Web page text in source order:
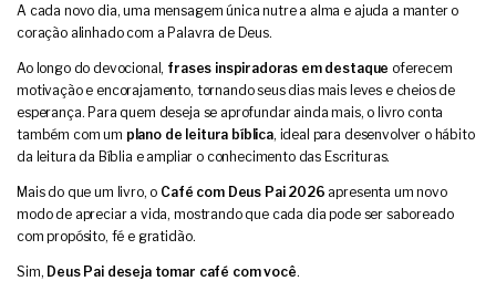
A cada novo dia, uma mensagem única nutre a alma e ajuda a manter o
coração alinhado com a Palavra de Deus.
Ao longo do devocional, frases inspiradoras em destaque oferecem
motivação e encorajamento, tornando seus dias mais leves e cheios de
esperança. Para quem deseja se aprofundar ainda mais, o livro conta
também com um plano de leitura bíblica, ideal para desenvolver o hábito
da leitura da Bíblia e ampliar o conhecimento das Escrituras.
Mais do que um livro, o Café com Deus Pai 2026 apresenta um novo
modo de apreciar a vida, mostrando que cada dia pode ser saboreado
com propósito, fé e gratidão.
Sim, Deus Pai deseja tomar café com você.